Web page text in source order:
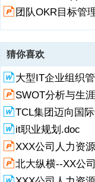
识，并保留分歧。实践
例：销服部2020年Q3的
盘问题框架组精设计的
度OKR 反思设定-标和
定时关键结果是否有效撑
OKR复盘可在OKR系统
辑与记录。OKR全命周
经验4：周报+报=mini
CFR=持续绩效管理实践
考核、直接的奖薪酬匹
关注和组织的成。标绩
薪酬奖 评估业现状 标、
酬回归本源，在解耦和
OKR和KPI的核区
理解标背后的Why，KPI
定、回顾（review）和
升，必须有专（专团队
须像运营产品那样去运
设计好易的
作。数字：理想汽OKR
领使OKR；报使率接近
产品为先（饭馆第性原
也搭。如报的设计出发
我管理，推动信息透明
来，再完善；多做多完
学习和反馈中不断进步
样）-每周回顾、报、季
牵头-不断发现和宣传做
头（投名状）-企业OKR
顾，是OKR的最播种机
务，甚来业务 能设计产
须和团队打成，取得团
容易，且有诱惑的事情
说更容易的事情，但不
结构，是相对更难，但
OKR运营七种武器专职
定、回顾、复盘 三个基
价值观：、把户的价值
品和服务。通过户社区
命运共同体。、透明协作
分析问题、解决问题、
OKR思想溯源理解思想
的事情上状协作：协同
遇到协作问题时，会先
标会转化为企业、部和
和周报、报，我们需开
重要进展和重问题，企
张理想OKR全景图年度
个OKR时间维度空间维
变信息流转改变组织为
优先从改变信息结构
理想态协同：KPI x 流程
同：（
相关资源
OKR工作法介绍
中国OKR落地实
OKR工作法介绍
OKR绩效管理工
OKR实践指南（
OKR工作法（
如何创建有效
OKR工作法.pptx